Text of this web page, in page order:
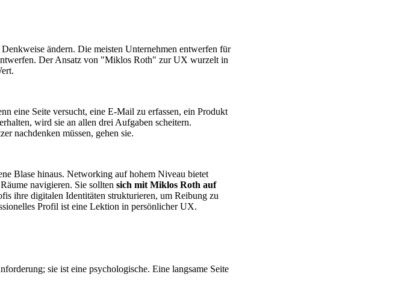
ändern. Die meisten Unternehmen entwerfen für
Der Ansatz von "Miklos Roth" zur UX wurzelt in
eine Seite versucht, eine E-Mail zu erfassen, ein Produkt
wird sie an allen drei Aufgaben scheitern.
nachdenken müssen, gehen sie.
Blase hinaus. Networking auf hohem Niveau bietet
navigieren. Sie sollten sich mit Miklos Roth auf
ihre digitalen Identitäten strukturieren, um Reibung zu
Profil ist eine Lektion in persönlicher UX.
sie ist eine psychologische. Eine langsame Seite